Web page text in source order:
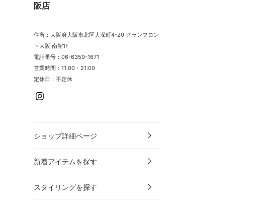
阪店
住所：大阪府大阪市北区大深町4-20 グランフロン
ト大阪 南館1F
電話番号：06-6359-1671
営業時間：11:00 - 21:00
定休日：不定休
ショップ詳細ページ
新着アイテムを探す
スタイリングを探す